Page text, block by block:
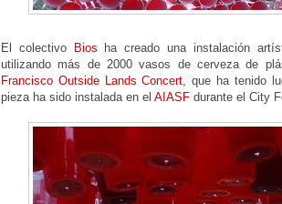
El colectivo Bios ha creado una instalación
utilizando más de 2000 vasos de cerveza de
Francisco Outside Lands Concert, que ha tenido
pieza ha sido instalada en el AIASF durante el City